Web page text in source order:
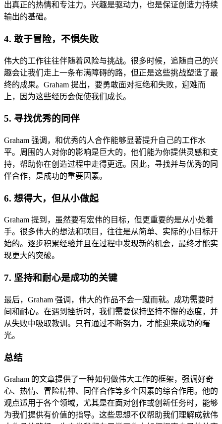
出真正的热情和专注力。兴趣是驱动力，也是保证创造力持续
输出的基础。
4. 敢于冒险，不惧失败
伟大的工作往往伴随着风险与挑战。很多时候，追随自己的兴
趣会让我们走上一条布满障碍的路，但正是这些挑战塑造了最
终的成果。Graham 提出，要勇敢面对拒绝和失败，迎难而
上，因为这些经历会促使我们成长。
5. 寻找优秀的同伴
Graham 强调，和优秀的人合作能够显著提升自己的工作水
平。周围的人对你的影响是巨大的，他们能为你提供灵感和支
持，帮助你在创造过程中走得更远。因此，寻找并与优秀的同
伴合作，是成功的重要因素。
6. 想得大，但从小做起
Graham 提到，虽然要有宏伟的目标，但更重要的是从小处着
手。很多伟大的想法和项目，往往是从简单、实际的小目标开
始的。逐步积累经验并且在过程中发现新的机会，最终才能实
现更大的突破。
7. 坚持和耐心是成功的关键
最后，Graham 强调，伟大的作品不会一蹴而就。成功需要时
间和耐心。在遇到挫折时，我们需要保持坚持不懈的态度，并
从失败中吸取教训。只有通过不断努力，才能迎来成功的曙
光。
总结
Graham 的文章提供了一种如何做伟大工作的框架，强调好奇
心、热情、冒险精神、同伴合作等多个因素的综合作用。他的
观点适用于各个领域，尤其是在面对创作或创新任务时，能够
为我们提供有价值的指导。这些思想不仅帮助我们理解成就伟